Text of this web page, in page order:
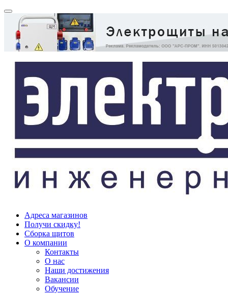
Адреса магазинов
Получи скидку!
Сборка щитов
О компании
Контакты
О нас
Наши достижения
Вакансии
Обучение